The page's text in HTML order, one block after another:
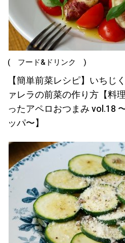
( フード&ドリンク )
【簡単前菜レシピ】いちじ
ァレラの前菜の作り方【料
ったアペロおつまみ vol.18
ッパ〜】